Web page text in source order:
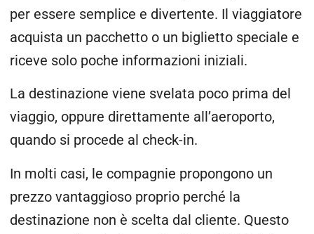
per essere semplice e divertente. Il viaggiatore
acquista un pacchetto o un biglietto speciale e
riceve solo poche informazioni iniziali.
La destinazione viene svelata poco prima del
viaggio, oppure direttamente all’aeroporto,
quando si procede al check-in.
In molti casi, le compagnie propongono un
prezzo vantaggioso proprio perché la
destinazione non è scelta dal cliente. Questo